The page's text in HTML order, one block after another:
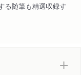
る随筆も精選収録す